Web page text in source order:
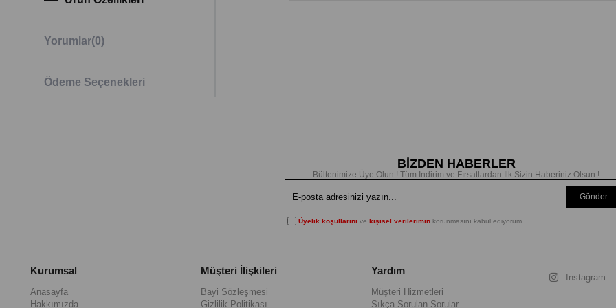
Yorumlar(0)
Ödeme Seçenekleri
BİZDEN HABERLER
Bültenimize Üye Olun ! Tüm İndirim ve Fırsatlardan İlk Sizin Haberiniz Olsun !
Gönder
Üyelik koşullarını ve kişisel verileriminkorunmasını kabul ediyorum.
Kurumsal
Anasayfa
Hakkımızda
Müşteri İlişkileri
Bayi Sözleşmesi
Gizlilik Politikası
Yardım
Müşteri Hizmetleri
Sıkça Sorulan Sorular
Instagram